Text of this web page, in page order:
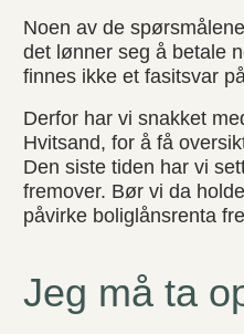
Noen av de
det lønner seg å betale
finnes ikke et fasitsvar
Derfor har vi snakket
Hvitsand, for å få
Den siste tiden har vi
fremover. Bør vi da
påvirke boliglånsrenta
Jeg må ta